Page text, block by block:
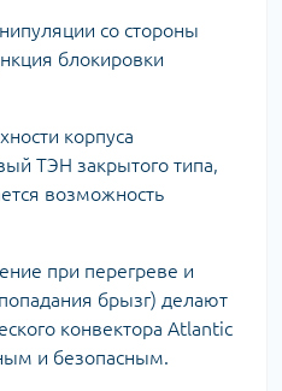
со стороны
блокировки
корпуса
ТЭН закрытого типа,
возможность
при перегреве и
брызг) делают
конвектора Atlantic
и безопасным.